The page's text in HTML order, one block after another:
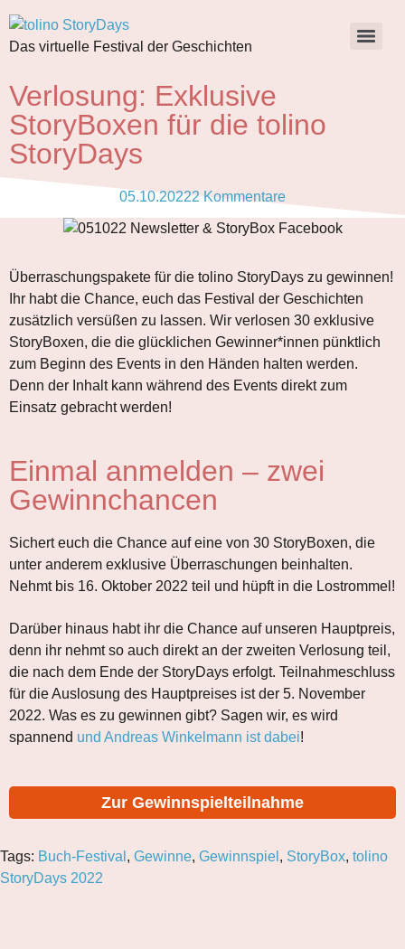
Das virtuelle Festival der Geschichten
Verlosung: Exklusive
StoryBoxen für die tolino
StoryDays
05.10.20222 Kommentare
Überraschungspakete für die tolino StoryDays zu gewinnen!
Ihr habt die Chance, euch das Festival der Geschichten
zusätzlich versüßen zu lassen. Wir verlosen 30 exklusive
StoryBoxen, die die glücklichen Gewinner*innen pünktlich
zum Beginn des Events in den Händen halten werden.
Denn der Inhalt kann während des Events direkt zum
Einsatz gebracht werden!
Einmal anmelden – zwei
Gewinnchancen
Sichert euch die Chance auf eine von 30 StoryBoxen, die
unter anderem exklusive Überraschungen beinhalten.
Nehmt bis 16. Oktober 2022 teil und hüpft in die Lostrommel!
Darüber hinaus habt ihr die Chance auf unseren Hauptpreis,
denn ihr nehmt so auch direkt an der zweiten Verlosung teil,
die nach dem Ende der StoryDays erfolgt. Teilnahmeschluss
für die Auslosung des Hauptpreises ist der 5. November
2022. Was es zu gewinnen gibt? Sagen wir, es wird
spannend und Andreas Winkelmann ist dabei!
Zur Gewinnspielteilnahme
Tags: Buch-Festival , Gewinne, Gewinnspiel , StoryBox, tolino
StoryDays 2022